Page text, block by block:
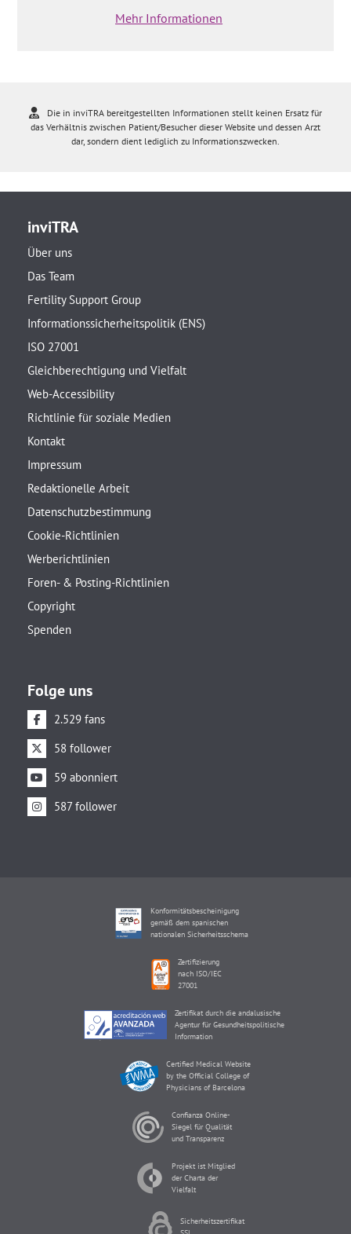
Mehr Informationen
Die in inviTRA bereitgestellten Informationen stellt keinen Ersatz für
das Verhältnis zwischen Patient/Besucher dieser Website und dessen Arzt
dar, sondern dient lediglich zu Informationszwecken.
inviTRA
Über uns
Das Team
Fertility Support Group
Informationssicherheitspolitik (ENS)
ISO 27001
Gleichberechtigung und Vielfalt
Web-Accessibility
Richtlinie für soziale Medien
Kontakt
Impressum
Redaktionelle Arbeit
Datenschutzbestimmung
Cookie-Richtlinien
Werberichtlinien
Foren- & Posting-Richtlinien
Copyright
Spenden
Folge uns
2.529 fans
58 follower
59 abonniert
587 follower
Konformitätsbescheinigung
gemäß dem spanischen
nationalen Sicherheitsschema
Zertifizierung
nach ISO/IEC
27001
Zertifikat durch die andalusische
Agentur für Gesundheitspolitische
Information
Certified Medical Website
by the Official College of
Physicians of Barcelona
Confianza Online-
Siegel für Qualität
und Transparenz
Projekt ist Mitglied
der Charta der
Vielfalt
Sicherheitszertifikat